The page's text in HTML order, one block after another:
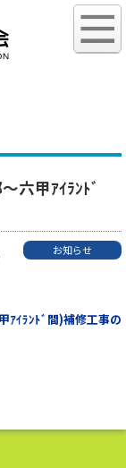
六甲ｱｲﾗﾝﾄﾞ
お知らせ
ｱｲﾗﾝﾄﾞ間)補修工事の